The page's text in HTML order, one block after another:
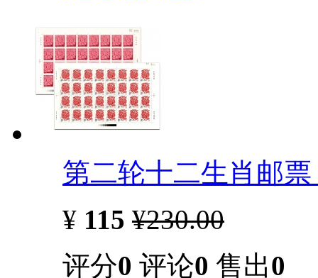
第二轮十二生肖邮
¥ 115 ¥230.00
评分0 评论0 售出0